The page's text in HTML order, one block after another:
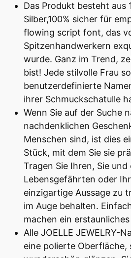
Das Produkt besteht aus
Silber,100% sicher für
flowing script font, das
Spitzenhandwerkern
wurde. Ganz im Trend,
bist! Jede stilvolle Frau
benutzerdefinierte
ihrer Schmuckschatulle
Wenn Sie auf der Suche
nachdenklichen
Menschen sind, ist dies
Stück, mit dem Sie sie
Tragen Sie Ihren, Sie
Lebensgefährten oder
einzigartige Aussage zu
im Auge behalten.
machen ein
Alle JOELLE JEWELRY-
eine polierte Oberfläche,